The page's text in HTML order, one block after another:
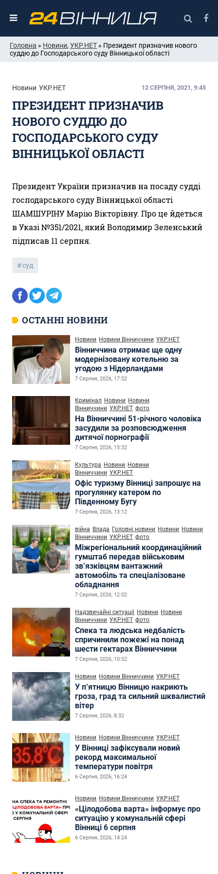
Головна » Новини, УКР.НЕТ » Президент призначив нового
суддю до Господарського суду Вінницької області
Новини УКР.НЕТ 12 СЕРПНЯ, 2021, 9:45
ПРЕЗИДЕНТ ПРИЗНАЧИВ
НОВОГО СУДДЮ ДО
ГОСПОДАРСЬКОГО СУДУ
ВІННИЦЬКОЇ ОБЛАСТІ
Президент України призначив на посаду судді
господарського суду Вінницької області
ШАМШУРІНУ Марію Вікторівну. Про це йдеться
в Указі №351/2021, який Володимир Зеленський
підписав 11 серпня.
суд
ОСТАННІ НОВИНИ
Новини Новини Вінниччини УКР.НЕТ
Вінниччина отримає ще одну
модернізовану котельню за
угодою з Нідерландами
7 Серпня, 2026, 17:52
Кримінал Новини Новини
Вінниччини УКР.НЕТ фото
На Вінниччині 51-річного чоловіка
засудили за розповсюдження
дитячої порнографії
7 Серпня, 2026, 15:32
Культура Новини Новини
Вінниччини УКР.НЕТ
Офіс туризму Вінниці запрошує на
прогулянку катером по
Південному Бугу
7 Серпня, 2026, 13:12
війна Влада Головні новини Новини Новини
Вінниччини УКР.НЕТ фото
Міжрегіональний координаційний
гумштаб передав військовим
зв’язківцям вантажний
автомобіль та спеціалізоване
обладнання
7 Серпня, 2026, 12:02
Надзвичайні ситуації Новини Новини
Вінниччини УКР.НЕТ фото
Спека та людська недбалість
спричинили пожежі на понад
шести гектарах Вінниччини
7 Серпня, 2026, 10:52
Новини Новини Вінниччини УКР.НЕТ
У п’ятницю Вінницю накриють
гроза, град та сильний шквалистий
вітер
7 Серпня, 2026, 8:32
Новини Новини Вінниччини УКР.НЕТ
У Вінниці зафіксували новий
рекорд максимальної
температури повітря
6 Серпня, 2026, 16:24
Новини Новини Вінниччини УКР.НЕТ
«Цілодобова варта» інформує про
ситуацію у комунальній сфері
Вінниці 6 серпня
6 Серпня, 2026, 14:24